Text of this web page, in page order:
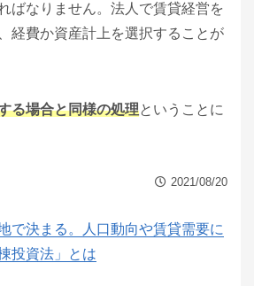
ばなりません。法人で賃貸経営を
経費か資産計上を選択することが
る場合と同様の処理ということに
2021/08/20
で決まる。人口動向や賃貸需要に
投資法」とは